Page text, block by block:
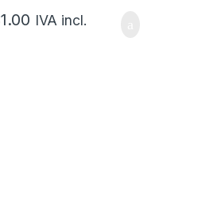
1.00 IVA incl.